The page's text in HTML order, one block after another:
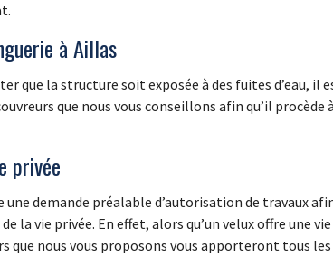
à Aillas
que la structure soit exposée à des fuites d’eau, il
que nous vous conseillons afin qu’il
privée
demande préalable d’autorisation de travaux
la vie privée. En effet, alors qu’un velux offre une
que nous vous proposons vous apporteront tous